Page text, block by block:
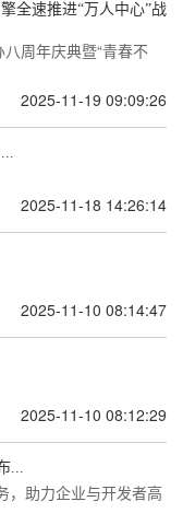
全速推进“万人中心”战
周年庆典暨“青春不
2025-11-19 09:09:26
2025-11-18 14:26:14
2025-11-10 08:14:47
2025-11-10 08:12:29
...
，助力企业与开发者高